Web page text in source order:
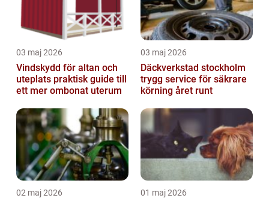
03 maj 2026
Vindskydd för altan och
uteplats praktisk guide till
ett mer ombonat uterum
03 maj 2026
Däckverkstad stockholm
trygg service för säkrare
körning året runt
02 maj 2026 01 maj 2026